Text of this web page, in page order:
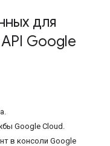
для
Google
Google Cloud.
в консоли Google